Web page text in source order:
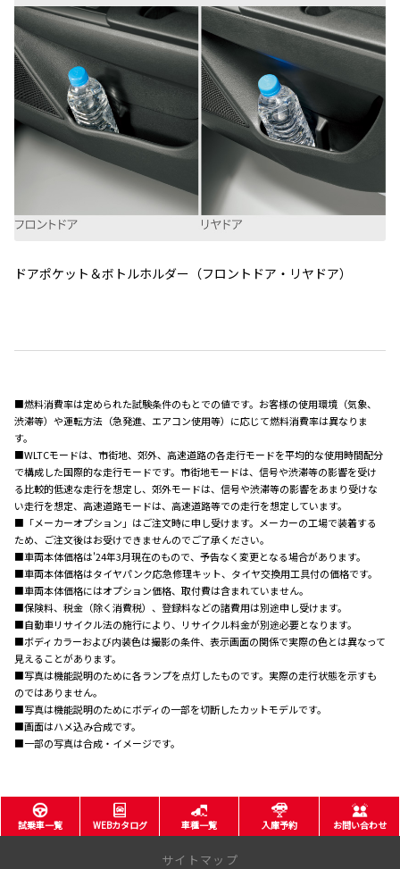
ドアポケット＆ボトルホルダー（フロントドア・リヤドア）
■燃料消費率は定められた試験条件のもとでの値です。お客様の使用環境（気象、
渋滞等）や運転方法（急発進、エアコン使用等）に応じて燃料消費率は異なりま
す。
■WLTCモードは、市街地、郊外、高速道路の各走行モードを平均的な使用時間配分
で構成した国際的な走行モードです。市街地モードは、信号や渋滞等の影響を受け
る比較的低速な走行を想定し、郊外モードは、信号や渋滞等の影響をあまり受けな
い走行を想定、高速道路モードは、高速道路等での走行を想定しています。
■「メーカーオプション」はご注文時に申し受けます。メーカーの工場で装着する
ため、ご注文後はお受けできませんのでご了承ください。
■車両本体価格は'24年3月現在のもので、予告なく変更となる場合があります。
■車両本体価格はタイヤパンク応急修理キット、タイヤ交換用工具付の価格です。
■車両本体価格にはオプション価格、取付費は含まれていません。
■保険料、税金（除く消費税）、登録料などの諸費用は別途申し受けます。
■自動車リサイクル法の施行により、リサイクル料金が別途必要となります。
■ボディカラーおよび内装色は撮影の条件、表示画面の関係で実際の色とは異なって
見えることがあります。
■写真は機能説明のために各ランプを点灯したものです。実際の走行状態を示すも
のではありません。
■写真は機能説明のためにボディの一部を切断したカットモデルです。
■画面はハメ込み合成です。
■一部の写真は合成・イメージです。
試乗車一覧 WEBカタログ 車種一覧 入庫予約 お問い合わせ
サイトマップ